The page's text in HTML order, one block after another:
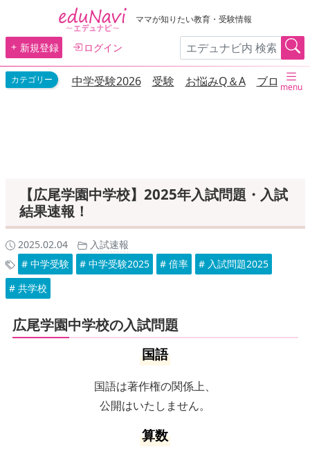
ママが知りたい教育・受験情報
新規登録 ログイン
中学受験2026 受験 お悩みQ＆A ブログmenu
【広尾学園中学校】2025年入試問題・入試
結果速報！
2025.02.04
入試速報
# 中学受験
# 中学受験2025 # 倍率
# 入試問題2025
# 共学校
広尾学園中学校の入試問題
国語
国語は著作権の関係上、
公開はいたしません。
算数